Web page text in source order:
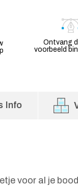
Ontvang
voorbeeld
Info
voor al je